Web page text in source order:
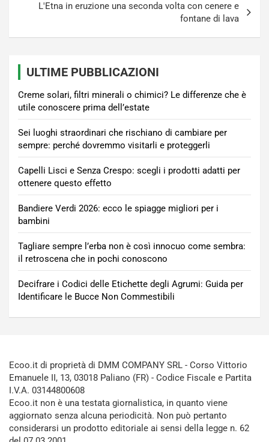
L'Etna in eruzione una seconda volta con cenere e
fontane di lava
ULTIME PUBBLICAZIONI
Creme solari, filtri minerali o chimici? Le differenze che è
utile conoscere prima dell’estate
Sei luoghi straordinari che rischiano di cambiare per
sempre: perché dovremmo visitarli e proteggerli
Capelli Lisci e Senza Crespo: scegli i prodotti adatti per
ottenere questo effetto
Bandiere Verdi 2026: ecco le spiagge migliori per i
bambini
Tagliare sempre l’erba non è così innocuo come sembra:
il retroscena che in pochi conoscono
Decifrare i Codici delle Etichette degli Agrumi: Guida per
Identificare le Bucce Non Commestibili
Ecoo.it di proprietà di DMM COMPANY SRL - Corso Vittorio
Emanuele II, 13, 03018 Paliano (FR) - Codice Fiscale e Partita
I.V.A. 03144800608
Ecoo.it non è una testata giornalistica, in quanto viene
aggiornato senza alcuna periodicità. Non può pertanto
considerarsi un prodotto editoriale ai sensi della legge n. 62